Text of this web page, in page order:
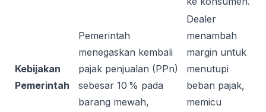
Kebijakan
Pemerintah
Pemerintah
menegaskan kembali
pajak penjualan (PPn)
sebesar 10 % pada
barang mewah,
Dealer
menambah
margin untuk
menutupi
beban pajak,
memicu